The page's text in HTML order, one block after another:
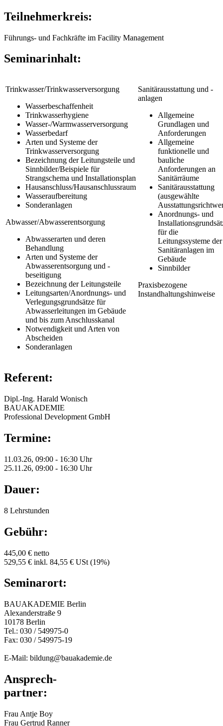
Teilnehmerkreis:
Führungs- und Fachkräfte im Facility Management
Seminarinhalt:
Trinkwasser/Trinkwasserversorgung
Wasserbeschaffenheit
Trinkwasserhygiene
Wasser-/Warmwasserversorgung
Wasserbedarf
Arten und Systeme der
Trinkwasserversorgung
Bezeichnung der Leitungsteile und
Sinnbilder/Beispiele für
Strangschema und Installationsplan
Hausanschluss/Hausanschlussraum
Wasseraufbereitung
Sonderanlagen
Abwasser/Abwasserentsorgung
Abwasserarten und deren
Behandlung
Arten und Systeme der
Abwasserentsorgung und -
beseitigung
Bezeichnung der Leitungsteile
Leitungsarten/Anordnungs- und
Verlegungsgrundsätze für
Abwasserleitungen im Gebäude
und bis zum Anschlusskanal
Notwendigkeit und Arten von
Abscheiden
Sonderanlagen
Sanitärausstattung und -
anlagen
Allgemeine
Grundlagen und
Anforderungen
Allgemeine
funktionelle und
bauliche
Anforderungen an
Sanitärräume
Sanitärausstattung
(ausgewählte
Anordnungs- und
für die
Leitungssysteme der
Sanitäranlagen im
Gebäude
Sinnbilder
Praxisbezogene
Instandhaltungshinweise
Referent:
Dipl.-Ing. Harald Wonisch
BAUAKADEMIE
Professional Development GmbH
Termine:
11.03.26, 09:00 - 16:30 Uhr
25.11.26, 09:00 - 16:30 Uhr
Dauer:
8 Lehrstunden
Gebühr:
445,00 € netto
529,55 € inkl. 84,55 € USt (19%)
Seminarort:
BAUAKADEMIE Berlin
Alexanderstraße 9
10178 Berlin
Tel.: 030 / 549975-0
Fax: 030 / 549975-19
E-Mail: bildung@bauakademie.de
Ansprech-
partner:
Frau Antje Boy
Frau Gertrud Ranner